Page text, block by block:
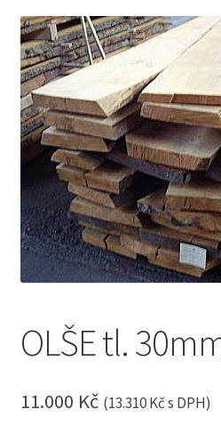
Klapačky a
Hranoly KVH
Sendviče na
Truhlářské
Stavební
Exotické
Fasádní
OLŠE tl.
11.000 Kč (13.310Kčs DPH)